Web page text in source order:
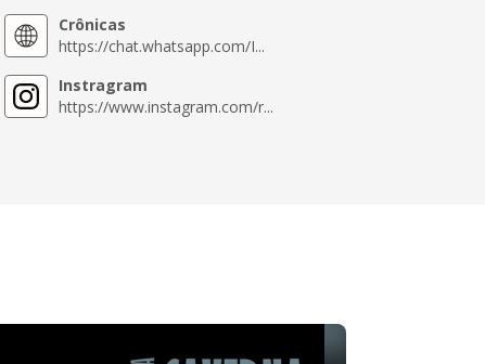
Crônicas
https://chat.whatsapp.com/I...
Instragram
https://www.instagram.com/r...